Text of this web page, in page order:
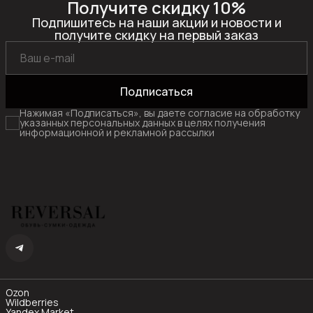
Получите скидку 10%
Подпишитесь на наши акции и новости и
получите скидку на первый заказ
Подписаться
Нажимая «Подписаться», вы даете согласие на обработку
указанных персональных данных в целях получения
информационной и рекламной рассылки
Ozon
Wildberries